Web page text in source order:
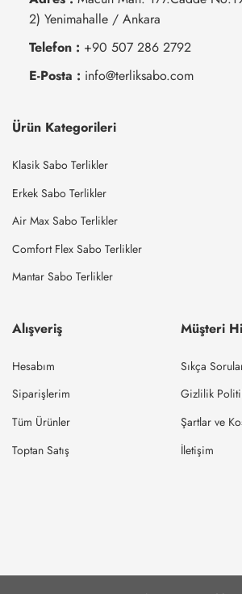
2) Yenimahalle / Ankara
Telefon : +90 507 286 2792
E-Posta : info@terliksabo.com
Ürün Kategorileri
Klasik Sabo Terlikler
Erkek Sabo Terlikler
Air Max Sabo Terlikler
Comfort Flex Sabo Terlikler
Mantar Sabo Terlikler
Alışveriş
Hesabım
Siparişlerim
Tüm Ürünler
Toptan Satış
Müşteri
Sıkça
Gizlilik
Şartlar ve
İletişim